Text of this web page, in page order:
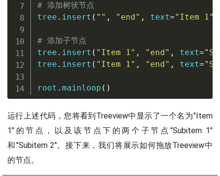
# 添加树状节点
tree . insert ( "" , "end" , text="Item 1"
# 添加子节点
tree . insert ( "Item 1" , "end" , text=
tree . insert ( "Item 1" , "end" , text=
root . mainloop ( )
运行上述代码，您将看到Treeview中显示了一个名为”Item
1″的节点，以及该节点下的两个子节点”Subitem 1″
和”Subitem 2″。接下来，我们将展示如何拖放Treeview中
的节点。